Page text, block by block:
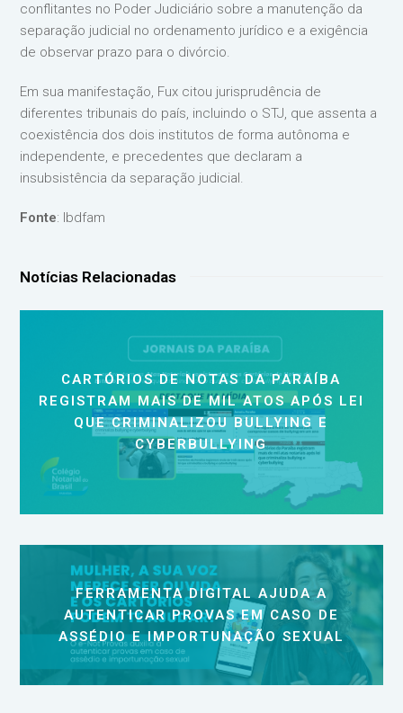
conflitantes no Poder Judiciário sobre a manutenção da
separação judicial no ordenamento jurídico e a exigência
de observar prazo para o divórcio.
Em sua manifestação, Fux citou jurisprudência de
diferentes tribunais do país, incluindo o STJ, que assenta a
coexistência dos dois institutos de forma autônoma e
independente, e precedentes que declaram a
insubsistência da separação judicial.
Fonte: Ibdfam
Notícias Relacionadas
CARTÓRIOS DE NOTAS DA PARAÍBA
REGISTRAM MAIS DE MIL ATOS APÓS LEI
QUE CRIMINALIZOU BULLYING E
CYBERBULLYING
FERRAMENTA DIGITAL AJUDA A
AUTENTICAR PROVAS EM CASO DE
ASSÉDIO E IMPORTUNAÇÃO SEXUAL